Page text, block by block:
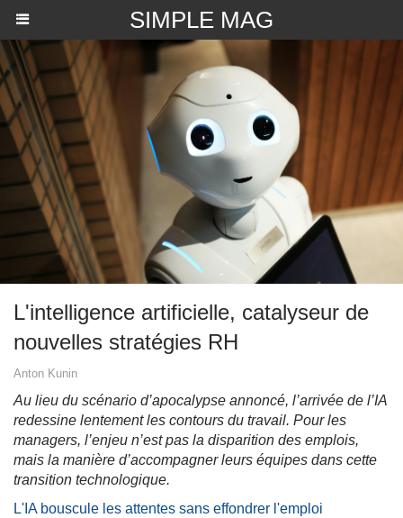
SIMPLE MAG
L'intelligence artificielle, catalyseur de
nouvelles stratégies RH
Anton Kunin
Au lieu du scénario d’apocalypse annoncé, l’arrivée de l’IA
redessine lentement les contours du travail. Pour les
managers, l’enjeu n’est pas la disparition des emplois,
mais la manière d’accompagner leurs équipes dans cette
transition technologique.
L'IA bouscule les attentes sans effondrer l'emploi